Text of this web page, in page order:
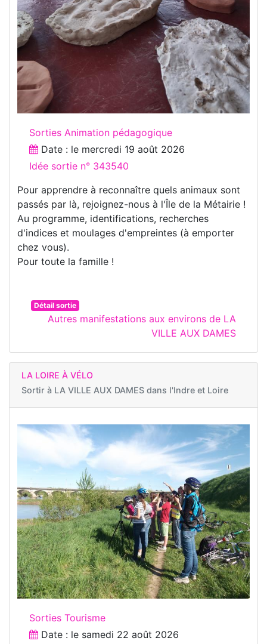
Sorties Animation pédagogique
Date : le mercredi 19 août 2026
Idée sortie n° 343540
Pour apprendre à reconnaître quels animaux sont
passés par là, rejoignez-nous à l'Île de la Métairie !
Au programme, identifications, recherches
d'indices et moulages d'empreintes (à emporter
chez vous).
Pour toute la famille !
Détail sortie
Autres manifestations aux environs de LA
VILLE AUX DAMES
LA LOIRE À VÉLO
Sortir à LA VILLE AUX DAMES dans l'Indre et Loire
Sorties Tourisme
Date : le samedi 22 août 2026